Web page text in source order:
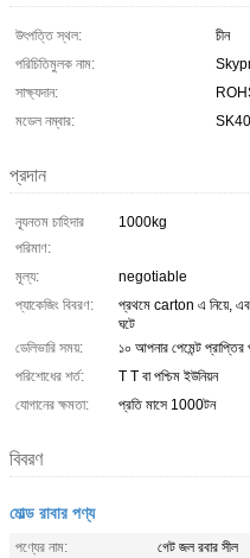
উৎপত্তি স্থল:
চীন
পরিচিতিমুলক নাম:
সাক্ষ্যদান:
মডেল নম্বার:
প্রদান
ন্যূনতম চাহিদার
পরিমাণ:
1000kg
মূল্য:
negotiable
প্যাকেজিং বিবরণ:
প্রথমে carton এ নিয়ে,
ঘটে
ডেলিভারি সময়:
১০ আপনার পেমেন্ট প্রাপ্তির
পরিশোধের শর্ত:
T T বা পশ্চিম ইউনিয়ন
যোগানের ক্ষমতা:
প্রতি মাসে 1000টন
বিবরণ
মোল্ড রাবার পণ্য
পণ্যের নাম:
গেট জল রবার সীল